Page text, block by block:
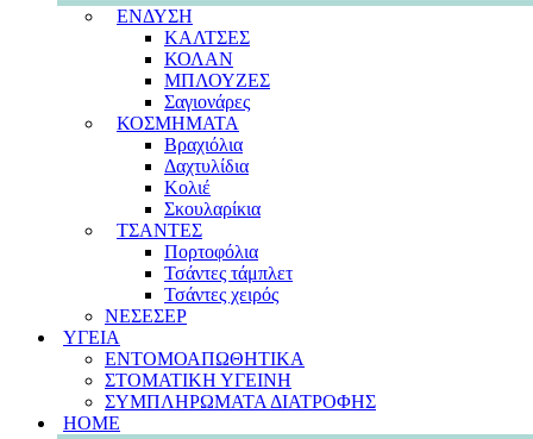
ΕΝΔΥΣΗ
ΚΑΛΤΣΕΣ
ΚΟΛΑΝ
ΜΠΛΟΥΖΕΣ
Σαγιονάρες
ΚΟΣΜΗΜΑΤΑ
Βραχιόλια
Δαχτυλίδια
Κολιέ
Σκουλαρίκια
ΤΣΑΝΤΕΣ
Πορτοφόλια
Τσάντες τάμπλετ
Τσάντες χειρός
ΝΕΣΕΣΕΡ
ΥΓΕΙΑ
ΕΝΤΟΜΟΑΠΩΘΗΤΙΚΑ
ΣΤΟΜΑΤΙΚΗ ΥΓΕΙΝΗ
ΣΥΜΠΛΗΡΩΜΑΤΑ ΔΙΑΤΡΟΦΗΣ
HOME